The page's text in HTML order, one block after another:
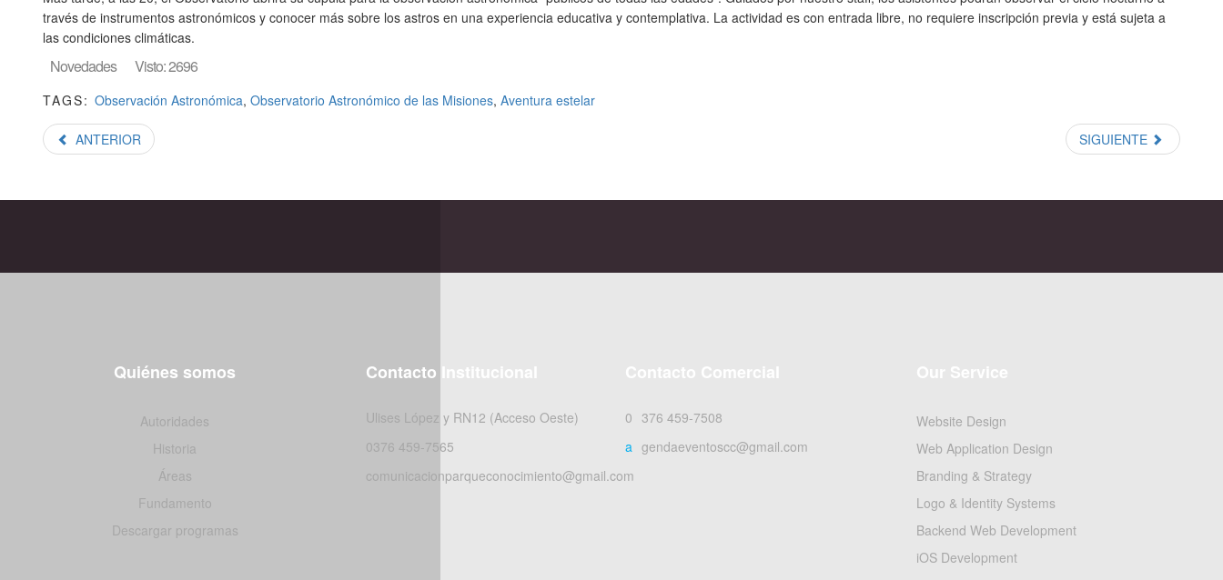
través de instrumentos astronómicos y conocer más sobre los astros en una experiencia educativa y contemplativa. La actividad es con entrada libre, no requiere inscripción previa y está sujeta a
las condiciones climáticas.
Novedades Visto: 2696
TAGS: Observación Astronómica, Observatorio Astronómico de las Misiones, Aventura estelar
ANTERIOR SIGUIENTE
Quiénes somos
Autoridades
Historia
Áreas
Fundamento
Descargar programas
Contacto Institucional
Ulises López y RN12 (Acceso Oeste)
0376 459-7565
comunicacionparqueconocimiento@gmail.com
0376 459-7508
agendaeventoscc@gmail.com
Website Design
Web Application Design
Branding & Strategy
Logo & Identity Systems
Backend Web Development
iOS Development